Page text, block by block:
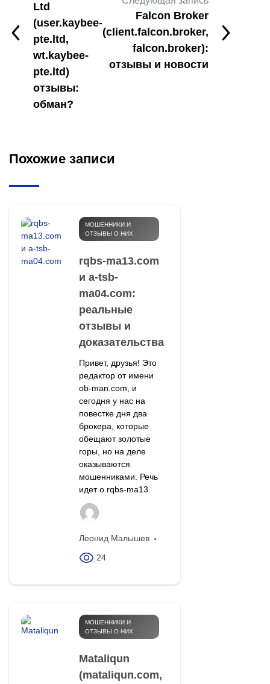
Ltd
(user.kaybee-
pte.ltd,
wt.kaybee-
pte.ltd)
отзывы:
обман?
Falcon Broker
(client.falcon.broker,
falcon.broker):
отзывы и новости
Похожие записи
МОШЕННИКИ И
ОТЗЫВЫ О НИХ
rqbs-ma13.com
и a-tsb-
ma04.com:
реальные
отзывы и
доказательства
Привет, друзья! Это
редактор от имени
ob-man.com, и
сегодня у нас на
повестке дня два
брокера, которые
обещают золотые
горы, но на деле
оказываются
мошенниками. Речь
идет о rqbs-ma13.
Леонид Малышев
24
МОШЕННИКИ И
ОТЗЫВЫ О НИХ
Mataliqun
(mataliqun.com,